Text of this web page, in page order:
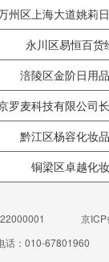
州区上海大道姚莉
永川区易恒百货
涪陵区金阶日用
罗麦科技有限公司
黔江区杨容化妆
铜梁区卓越化
京
话：010-67801960